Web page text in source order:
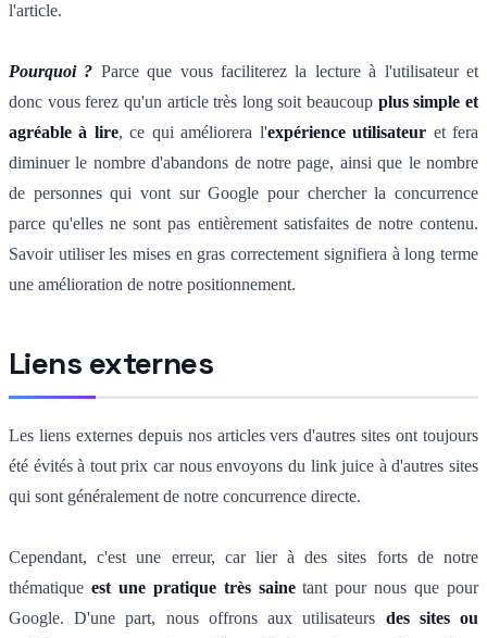
l'article.
Pourquoi ? Parce que vous faciliterez la lecture à l'utilisateur et
donc vous ferez qu'un article très long soit beaucoup plus simple et
agréable à lire, ce qui améliorera l'expérience utilisateur et fera
diminuer le nombre d'abandons de notre page, ainsi que le nombre
de personnes qui vont sur Google pour chercher la concurrence
parce qu'elles ne sont pas entièrement satisfaites de notre contenu.
Savoir utiliser les mises en gras correctement signifiera à long terme
une amélioration de notre positionnement.
Liens externes
Les liens externes depuis nos articles vers d'autres sites ont toujours
été évités à tout prix car nous envoyons du link juice à d'autres sites
qui sont généralement de notre concurrence directe.
Cependant, c'est une erreur, car lier à des sites forts de notre
thématique est une pratique très sainetant pour nous que pour
Google. D'une part, nous offrons aux utilisateurs des sites ou